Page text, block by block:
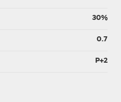
30%
0.7
P+2